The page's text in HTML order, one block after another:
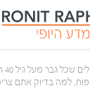
למה בדיוק אתם